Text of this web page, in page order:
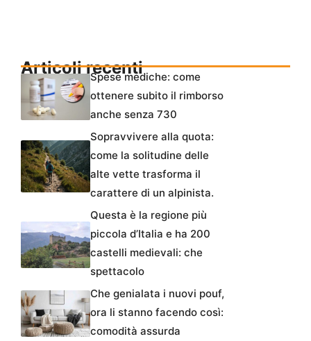
Articoli recentiSpese mediche: come
ottenere subito il rimborso
anche senza 730
Sopravvivere alla quota:
come la solitudine delle
alte vette trasforma il
carattere di un alpinista.
Questa è la regione più
piccola d’Italia e ha 200
castelli medievali: che
spettacolo
Che genialata i nuovi pouf,
ora li stanno facendo così:
comodità assurda